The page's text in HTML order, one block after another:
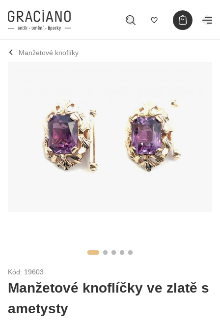
Manžetové knoflíky
Kód: 19603
Manžetové knoflíčky ve zlatě s
ametysty